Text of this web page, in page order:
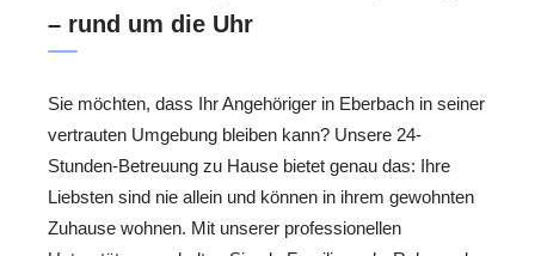
– rund um die Uhr
Sie möchten, dass Ihr Angehöriger in Eberbach in seiner
vertrauten Umgebung bleiben kann? Unsere 24-
Stunden-Betreuung zu Hause bietet genau das: Ihre
Liebsten sind nie allein und können in ihrem gewohnten
Zuhause wohnen. Mit unserer professionellen